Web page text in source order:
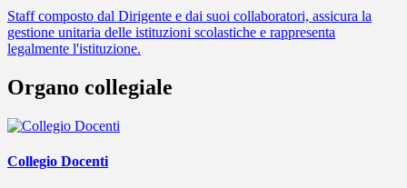
Staff composto dal Dirigente e dai suoi collaboratori, assicura la
gestione unitaria delle istituzioni scolastiche e rappresenta
legalmente l'istituzione.
Organo collegiale
Collegio Docenti